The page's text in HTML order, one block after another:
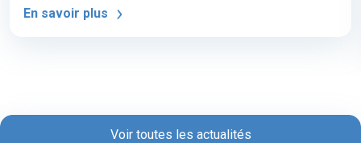
En savoir plus
Voir toutes les actualités